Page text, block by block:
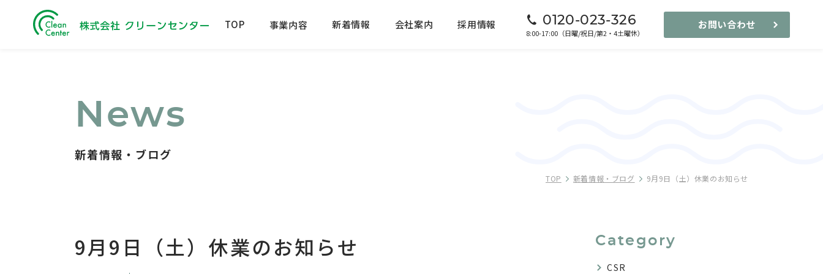
TOP 事業内容 新着情報 会社案内 採用情報 0120-023-326
8:00-17:00（日曜/祝日/第2・4土曜休）
お問い合わせ
News
新着情報・ブログ
TOP 新着情報・ブログ 9月9日（土）休業のお知らせ
9月9日（土）休業のお知らせ Category
CSR